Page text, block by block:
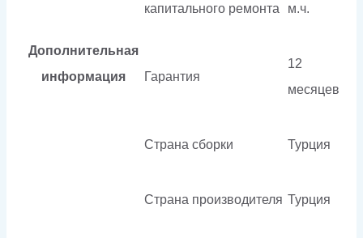
Дополнительная
информация
капитального ремонта
м.ч.
Гарантия
12
месяцев
Страна сборки Турция
Страна производителя Турция